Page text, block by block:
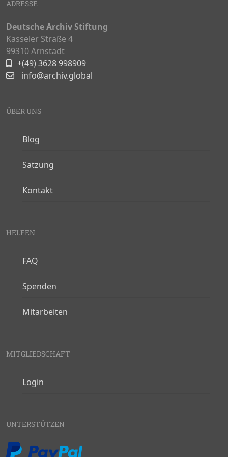
ADRESSE
Deutsche Archiv Stiftung
Kasseler Straße 4
99310 Arnstadt
+(49) 3628 998909
info@archiv.global
ÜBER UNS
Blog
Satzung
Kontakt
HELFEN
FAQ
Spenden
Mitarbeiten
MITGLIEDSCHAFT
Login
UNTERSTÜTZEN